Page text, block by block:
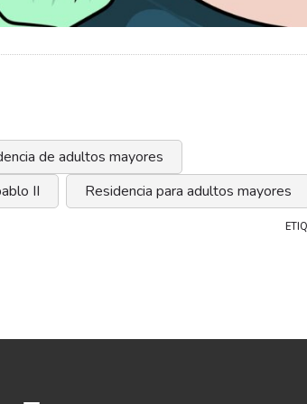
de adultos mayores
II Residencia para adultos mayores